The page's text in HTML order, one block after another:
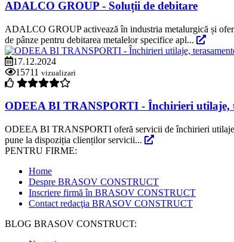
ADALCO GROUP - Soluții de debitare
ADALCO GROUP activează în industria metalurgică și
de pânze pentru debitarea metalelor specifice apl...
17.12.2024
15711 vizualizari
ODEEA BI TRANSPORTI - Închirieri utilaje,
ODEEA BI TRANSPORTI oferă servicii de închirieri utilaje
pune la dispoziția clienților servicii...
PENTRU FIRME:
Home
Despre BRASOV CONSTRUCT
Inscriere firmă în BRASOV CONSTRUCT
Contact redacţia BRASOV CONSTRUCT
BLOG BRASOV CONSTRUCT: